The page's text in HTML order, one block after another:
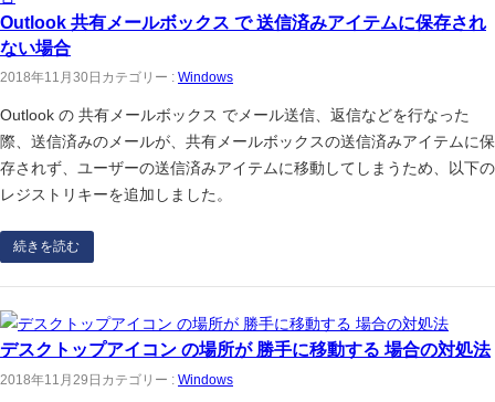
Outlook 共有メールボックス で 送信済みアイテムに保存され
ない場合
2018年11月30日 カテゴリー : Windows
Outlook の 共有メールボックス でメール送信、返信などを行なった
際、送信済みのメールが、共有メールボックスの送信済みアイテムに保
存されず、ユーザーの送信済みアイテムに移動してしまうため、以下の
レジストリキーを追加しました。
続きを読む
デスクトップアイコン の場所が 勝手に移動する 場合の対処法
2018年11月29日 カテゴリー : Windows